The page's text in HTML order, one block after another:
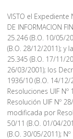
VISTO el
DE INFORMACION
25.246 (B.O. 10/05/
(B.O. 28/12/2011); y
25.345 (B.O. 17/11/
26/03/2001); los
1936/10 (B.O. 14/12/
Resoluciones UIF
Resolución UIF Nº
modificada por
50/11 (B.O. 01/04/
(B.O. 30/05/2011);